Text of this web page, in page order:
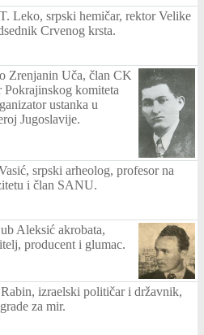
Leko, srpski hemičar, rektor Velike
Crvenog krsta.
Zrenjanin Uča, član CK
komiteta
ustanka u
Jugoslavije.
srpski arheolog, profesor na
i član SANU.
Aleksić akrobata,
producent i glumac.
izraelski političar i državnik,
za mir.